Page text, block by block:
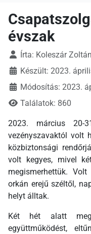
évszak
Írta: Koleszár Zoltán
Készült: 2023.
Módosítás: 2023.
Találatok: 860
2023. március 20-
vezényszavaktól volt
közbiztonsági
volt kegyes, mivel
megismerhettük.
orkán erejű széltől,
helyt álltak.
Két hét alatt
együttműködést,